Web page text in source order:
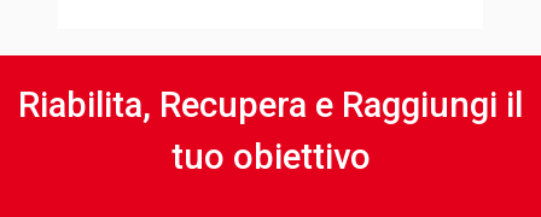
Riabilita, Recupera e Raggiungi il
tuo obiettivo